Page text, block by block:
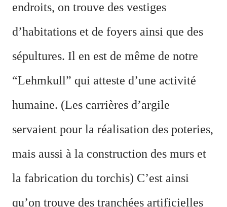
endroits, on trouve des vestiges
d’habitations et de foyers ainsi que des
sépultures. Il en est de même de notre
“Lehmkull” qui atteste d’une activité
humaine. (Les carrières d’argile
servaient pour la réalisation des poteries,
mais aussi à la construction des murs et
la fabrication du torchis) C’est ainsi
qu’on trouve des tranchées artificielles